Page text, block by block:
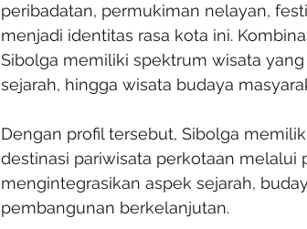
peribadatan, permukiman nelayan,
menjadi identitas rasa kota ini.
Sibolga memiliki spektrum wisata
sejarah, hingga wisata budaya
Dengan profil tersebut, Sibolga
destinasi pariwisata perkotaan
mengintegrasikan aspek sejarah,
pembangunan berkelanjutan.